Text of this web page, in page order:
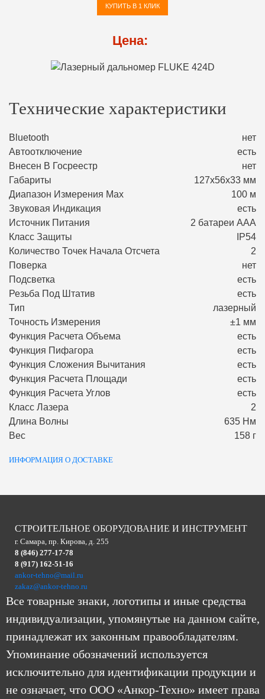
КУПИТЬ В 1 КЛИК
Цена:
Технические характеристики
Bluetooth
нет
Автоотключение
есть
Внесен В Госреестр
нет
Габариты
127х56х33 мм
Диапазон Измерения Max
100 м
Звуковая Индикация
есть
Источник Питания
2 батареи ААA
Класс Защиты
IP54
Количество Точек Начала Отсчета
2
Поверка
нет
Подсветка
есть
Резьба Под Штатив
есть
Тип
лазерный
Точность Измерения
±1 мм
Функция Расчета Объема
есть
Функция Пифагора
есть
Функция Сложения Вычитания
есть
Функция Расчета Площади
есть
Функция Расчета Углов
есть
Класс Лазера
2
Длина Волны
635 Нм
Вес
158 г
ИНФОРМАЦИЯ О ДОСТАВКЕ
СТРОИТЕЛЬНОЕ ОБОРУДОВАНИЕ И ИНСТРУМЕНТ
г. Самара, пр. Кирова, д. 255
8 (846) 277-17-78
8 (917) 162-51-16
ankor-tehno@mail.ru
zakaz@ankor-tehno.ru
Все товарные знаки, логотипы и иные средства
индивидуализации, упомянутые на данном сайте,
принадлежат их законным правообладателям.
Упоминание обозначений используется
исключительно для идентификации продукции и
не означает, что ООО «Анкор-Техно» имеет права